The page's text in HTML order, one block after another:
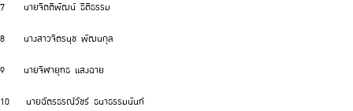
7 นายจิตติพัฒน์ ธิติธรรม
8 นางสาวจิตรนุช พัฒนกุล
9 นายจิฬายุทธ แสงฉาย
10 นายฉัตรธรณ์วัชร์ ธนาธรรมนันท์